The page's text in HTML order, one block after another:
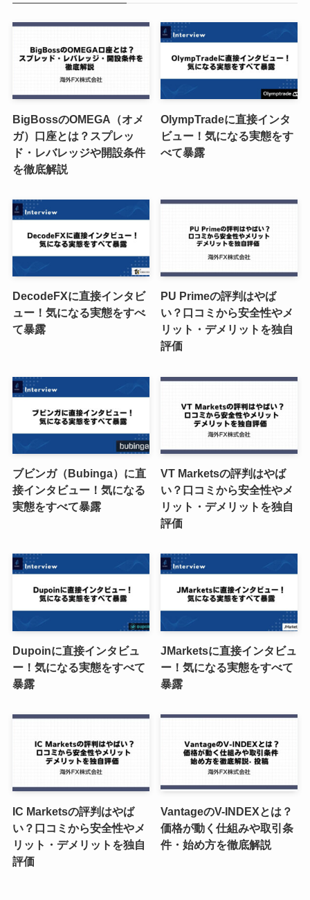
BigBossのOMEGA（オメ
ガ）口座とは？スプレッ
ド・レバレッジや開設条件
を徹底解説
OlympTradeに直接インタ
ビュー！気になる実態をす
べて暴露
DecodeFXに直接インタビ
ュー！気になる実態をすべ
て暴露
PU Primeの評判はやば
い？口コミから安全性やメ
リット・デメリットを独自
評価
ブビンガ（Bubinga）に直
接インタビュー！気になる
実態をすべて暴露
VT Marketsの評判はやば
い？口コミから安全性やメ
リット・デメリットを独自
評価
Dupoinに直接インタビュ
ー！気になる実態をすべて
暴露
JMarketsに直接インタビュ
ー！気になる実態をすべて
暴露
IC Marketsの評判はやば
い？口コミから安全性やメ
リット・デメリットを独自
評価
VantageのV-INDEXとは？
価格が動く仕組みや取引条
件・始め方を徹底解説